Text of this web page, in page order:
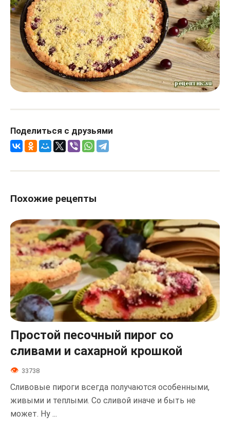
Поделиться с друзьями
Похожие рецепты
Простой песочный пирог со
сливами и сахарной крошкой
33738
Сливовые пироги всегда получаются особенными,
живыми и теплыми. Со сливой иначе и быть не
может. Ну ...